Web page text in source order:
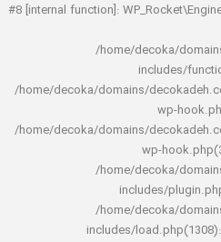
#8 [internal function]:
/home/
/home/decoka/domains/
/home/decoka/domains/
/home/
/home/
includes/